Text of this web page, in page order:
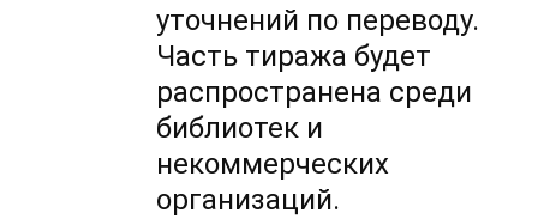
уточнений по переводу.
Часть тиража будет
распространена среди
библиотек и
некоммерческих
организаций.